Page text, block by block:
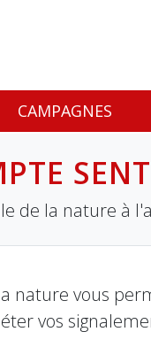
CAMPAGNES
de la nature à
nature vous
vos